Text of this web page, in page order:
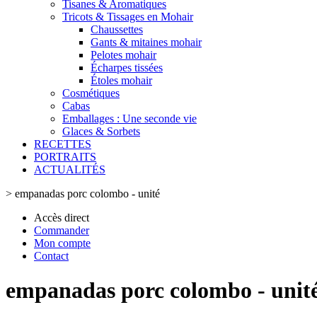
Tisanes & Aromatiques
Tricots & Tissages en Mohair
Chaussettes
Gants & mitaines mohair
Pelotes mohair
Écharpes tissées
Étoles mohair
Cosmétiques
Cabas
Emballages : Une seconde vie
Glaces & Sorbets
RECETTES
PORTRAITS
ACTUALITÉS
> empanadas porc colombo - unité
Accès direct
Commander
Mon compte
Contact
empanadas porc colombo -